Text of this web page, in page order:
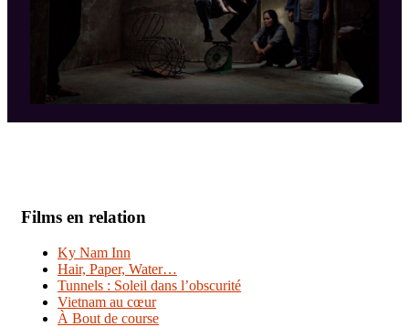
Films en relation
Ky Nam Inn
Hair, Paper, Water…
Tunnels : Soleil dans l’obscurité
Vietnam au cœur
À Bout de course